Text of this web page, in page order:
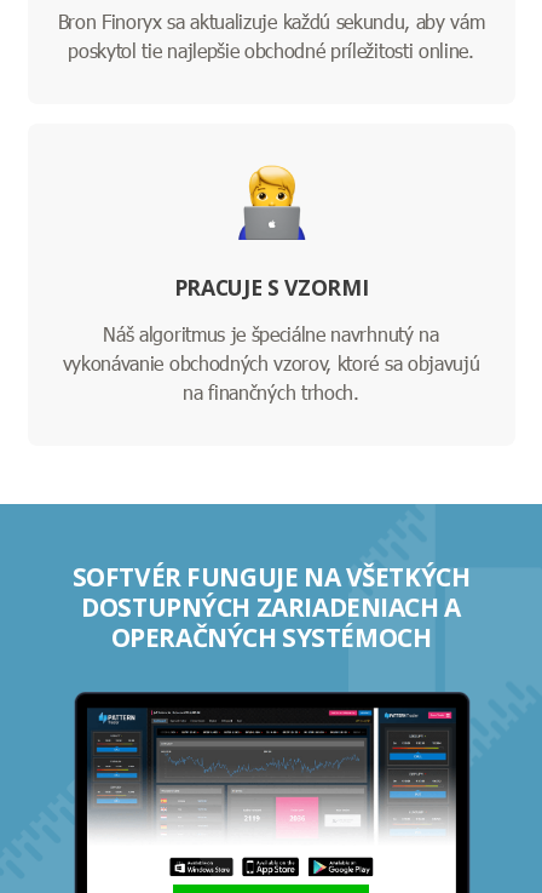
Bron Finoryx sa aktualizuje každú sekundu, aby vám
poskytol tie najlepšie obchodné príležitosti online.
PRACUJE S VZORMI
Náš algoritmus je špeciálne navrhnutý na
vykonávanie obchodných vzorov, ktoré sa objavujú
na finančných trhoch.
SOFTVÉR FUNGUJE NA VŠETKÝCH
DOSTUPNÝCH ZARIADENIACH A
OPERAČNÝCH SYSTÉMOCH